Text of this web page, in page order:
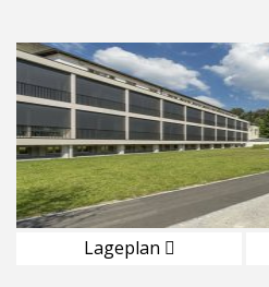
Lageplan